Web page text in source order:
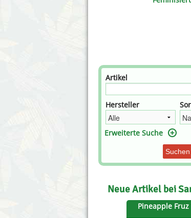
Bulk Seed Bank
Bulldog Seeds
Cannabella Genetics
Artikel
Hersteller
Erweiterte Suche
Suchen
Neue Artikel bei
Pineapple Fruz